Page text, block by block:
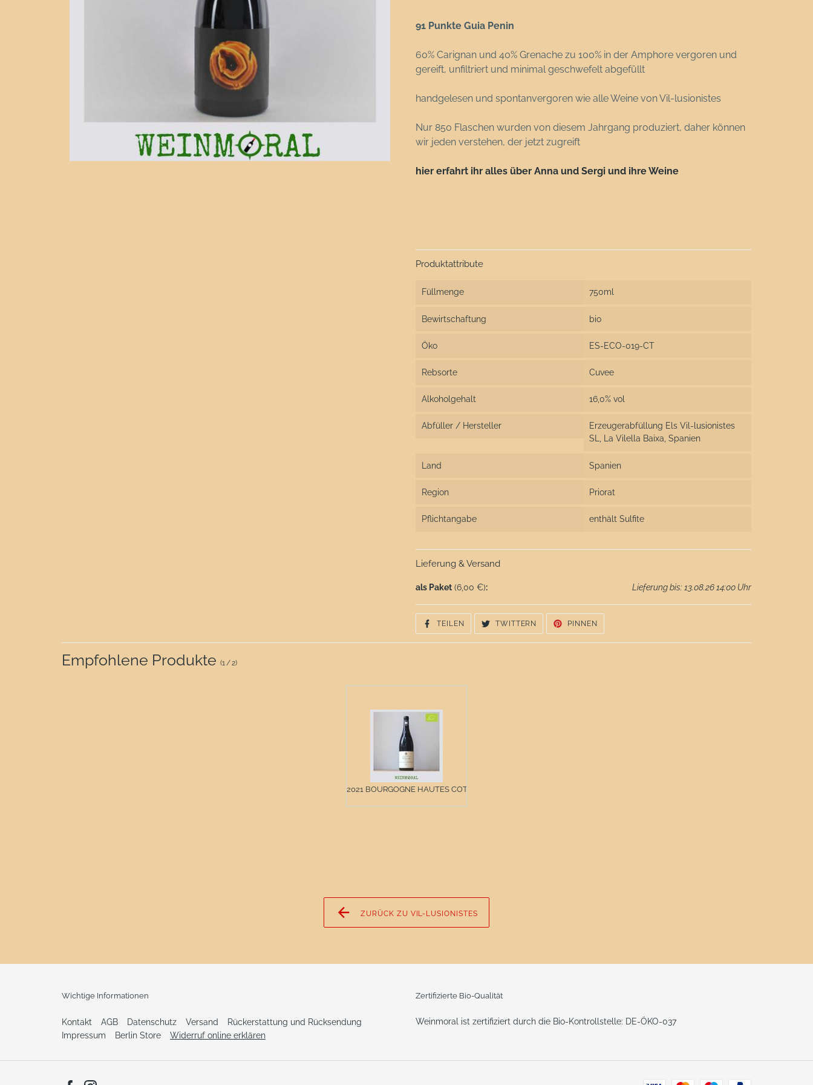
91 Punkte Guia Penin
60% Carignan und 40% Grenache zu 100% in der Amphore vergoren und
gereift, unfiltriert und minimal geschwefelt abgefüllt
handgelesen und spontanvergoren wie alle Weine von Vil-lusionistes
Nur 850 Flaschen wurden von diesem Jahrgang produziert, daher können
wir jeden verstehen, der jetzt zugreift
hier erfahrt ihr alles über Anna und Sergi und ihre Weine
Produktattribute
Füllmenge 750ml
Bewirtschaftung bio
Öko ES-ECO-019-CT
Rebsorte Cuvee
Alkoholgehalt 16,0% vol
Abfüller / Hersteller
Erzeugerabfüllung Els Vil-lusionistes
SL, La Vilella Baixa, Spanien
Land Spanien
Region Priorat
Pflichtangabe enthält Sulfite
Lieferung & Versand
als Paket (6,00 €): Lieferung bis: 13.08.26 14:00 Uhr
TEILENAUF
FACEBOOK
TEILEN
TWITTERN
TWITTER
TWITTERN
PINNEN
PINNEN
Empfohlene Produkte (1 /2)
2021 BOURGOGNE HAUTES COT...
ZURÜCK ZU VIL-LUSIONISTES
Wichtige Informationen
Kontakt AGB Datenschutz Versand
Rückerstattung und Rücksendung
Impressum
Berlin Store Widerruf online erklären
Zertifizierte Bio-Qualität
Weinmoral ist zertifiziert durch die Bio-Kontrollstelle: DE-ÖKO-037